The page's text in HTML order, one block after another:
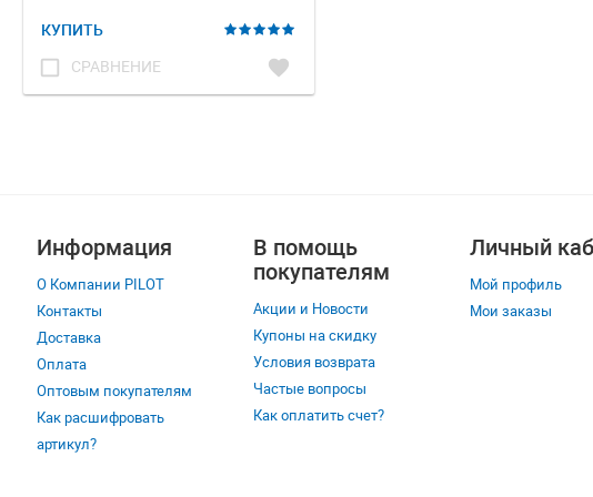
КУПИТЬ
check_box_outline_blank СРАВНЕНИЕ favorite
Информация
О Компании PILOT
Контакты
Доставка
Оплата
Оптовым покупателям
Как расшифровать
артикул?
В помощь
покупателям
Акции и Новости
Купоны на скидку
Условия возврата
Частые вопросы
Как оплатить счет?
Личный
Мой профиль
Мои заказы